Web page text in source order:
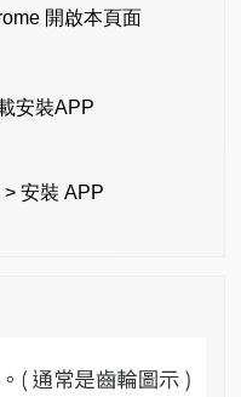
開啟本頁面
安裝APP
安裝 APP